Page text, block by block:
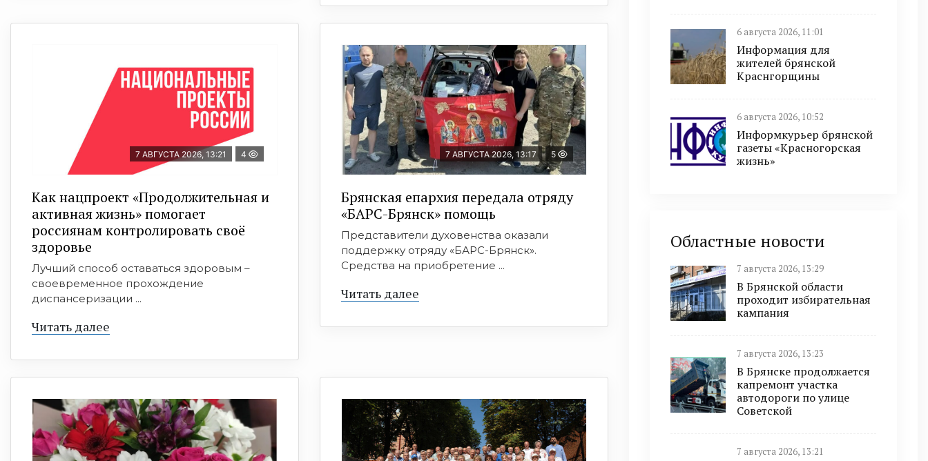
7 АВГУСТА 2026, 13:21 4
Как нацпроект «Продолжительная и
активная жизнь» помогает
россиянам контролировать своё
здоровье
Лучший способ оставаться здоровым –
своевременное прохождение
диспансеризации ...
Читать далее
7 АВГУСТА 2026, 13:17 5
Брянская епархия передала отряду
«БАРС-Брянск» помощь
Представители духовенства оказали
поддержку отряду «БАРС-Брянск».
Средства на приобретение ...
Читать далее
6 августа 2026, 11:01
Информация для
жителей брянской
Краснгорщины
6 августа 2026, 10:52
Информкурьер брянской
газеты «Красногорская
жизнь»
Областные новости
7 августа 2026, 13:29
В Брянской области
проходит избирательная
кампания
7 августа 2026, 13:23
В Брянске продолжается
капремонт участка
автодороги по улице
Советской
7 августа 2026, 13:21